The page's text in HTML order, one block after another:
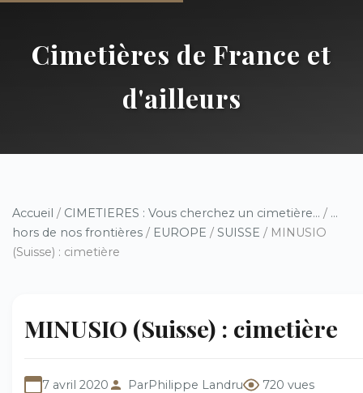
Cimetières de France et
d'ailleurs
Accueil / CIMETIERES : Vous cherchez un cimetière... / ...
hors de nos frontières / EUROPE / SUISSE / MINUSIO
(Suisse) : cimetière
MINUSIO (Suisse) : cimetière
7 avril 2020 ParPhilippe Landru 720 vues